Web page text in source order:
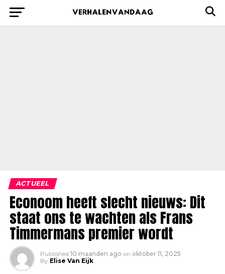
ACTUEEL
Econoom heeft slecht nieuws: Dit
staat ons te wachten als Frans
Timmermans premier wordt
Published 10 maanden ago on oktober 11, 2025
By Elise Van Eijk